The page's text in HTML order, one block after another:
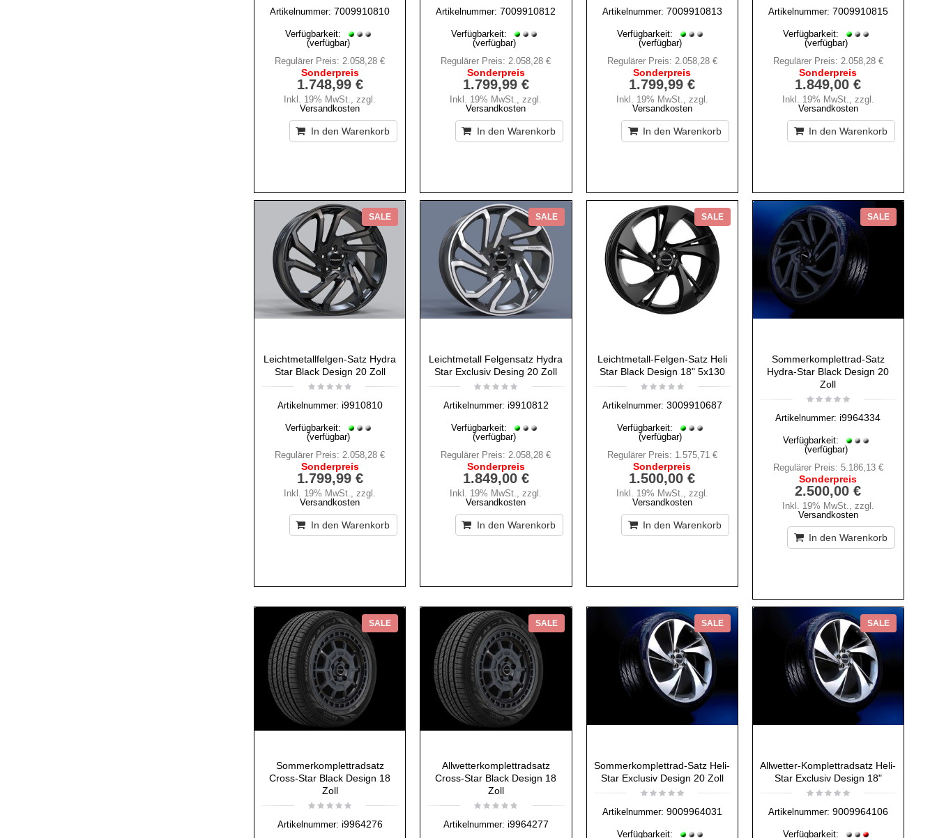
Artikelnummer: 7009910810
Verfügbarkeit:
(verfügbar)
Regulärer Preis: 2.058,28 €
Sonderpreis
1.748,99 €
Inkl. 19% MwSt.,zzgl.
Versandkosten
In den Warenkorb
Artikelnummer: 7009910812
Verfügbarkeit:
(verfügbar)
Regulärer Preis: 2.058,28 €
Sonderpreis
1.799,99 €
Inkl. 19% MwSt.,zzgl.
Versandkosten
In den Warenkorb
Artikelnummer: 7009910813
Verfügbarkeit:
(verfügbar)
Regulärer Preis: 2.058,28 €
Sonderpreis
1.799,99 €
Inkl. 19% MwSt., zzgl.
Versandkosten
In den Warenkorb
Artikelnummer: 7009910815
Verfügbarkeit:
(verfügbar)
Regulärer Preis: 2.058,28 €
Sonderpreis
1.849,00 €
Inkl. 19% MwSt., zzgl.
Versandkosten
In den Warenkorb
SALE
Leichtmetallfelgen-Satz Hydra
Star Black Design 20 Zoll
Artikelnummer: i9910810
Verfügbarkeit:
(verfügbar)
Regulärer Preis: 2.058,28 €
Sonderpreis
1.799,99 €
Inkl. 19% MwSt.,zzgl.
Versandkosten
In den Warenkorb
SALE
Leichtmetall Felgensatz Hydra
Star Exclusiv Desing 20 Zoll
Artikelnummer: i9910812
Verfügbarkeit:
(verfügbar)
Regulärer Preis: 2.058,28 €
Sonderpreis
1.849,00 €
Inkl. 19% MwSt.,zzgl.
Versandkosten
In den Warenkorb
SALE
Leichtmetall-Felgen-Satz Heli
Star Black Design 18" 5x130
Artikelnummer: 3009910687
Verfügbarkeit:
(verfügbar)
Regulärer Preis: 1.575,71 €
Sonderpreis
1.500,00 €
Inkl. 19% MwSt., zzgl.
Versandkosten
In den Warenkorb
SALE
Sommerkomplettrad-Satz
Hydra-Star Black Design 20
Zoll
Artikelnummer: i9964334
Verfügbarkeit:
(verfügbar)
Regulärer Preis: 5.186,13 €
Sonderpreis
2.500,00 €
Inkl. 19% MwSt., zzgl.
Versandkosten
In den Warenkorb
SALE
Sommerkomplettradsatz
Cross-Star Black Design 18
Zoll
Artikelnummer: i9964276
SALE
Allwetterkomplettradsatz
Cross-Star Black Design 18
Zoll
Artikelnummer: i9964277
SALE
Sommerkomplettrad-Satz Heli-
Star Exclusiv Design 20 Zoll
Artikelnummer: 9009964031
Verfügbarkeit:
SALE
Allwetter-Komplettradsatz Heli-
Star Exclusiv Design 18"
Artikelnummer: 9009964106
Verfügbarkeit: